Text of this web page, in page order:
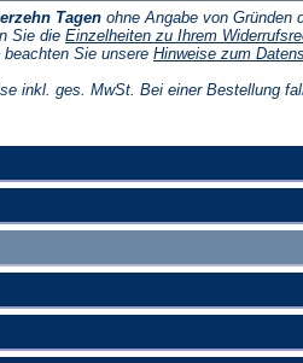
Tagen ohne Angabe von Gründen
Sie die Einzelheiten zu Ihrem
Sie unsere Hinweise zum
inkl. ges. MwSt. Bei einer Bestellung